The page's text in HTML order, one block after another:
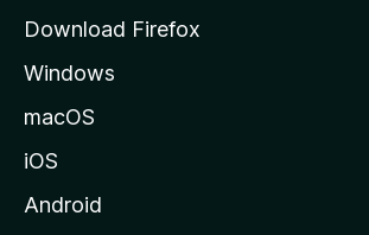
a
Download Firefox
Windows
macOS
iOS
Android